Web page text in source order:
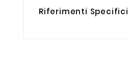
Riferimenti Specifici